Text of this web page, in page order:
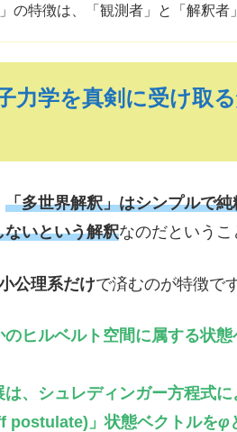
」の特徴は、「観測者」と「解釈者
力学を真剣に受け取
「多世界解釈」はシンプルで
いという解釈なのだというこ
公理系だけで済むのが特徴です
ルベルト空間に属する状態
、シュレディンガー方程式に
」状態ベクトルをφ